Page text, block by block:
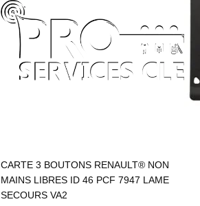
CARTE 3 BOUTONS RENAULT® NON
MAINS LIBRES ID 46 PCF 7947 LAME
SECOURS VA2